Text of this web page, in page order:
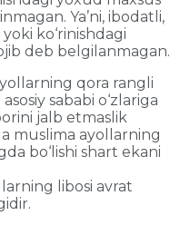
Ya’ni, ibodatli,
ko‘rinishdagi
deb belgilanmagan.
qora rangli
sababi o‘zlariga
jalb etmaslik
muslima ayollarning
bo‘lishi shart ekani
libosi avrat